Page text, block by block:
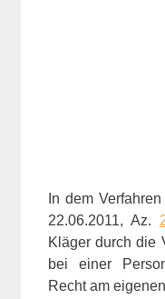
In dem
22.06.2011, Az.
Kläger durch die
bei einer
Recht am